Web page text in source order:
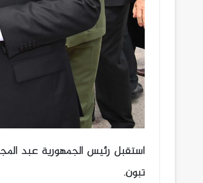
استقبل رئيس الجمهورية عبد
تبون.